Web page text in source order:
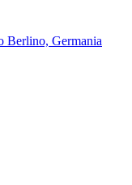
Berlino, Germania